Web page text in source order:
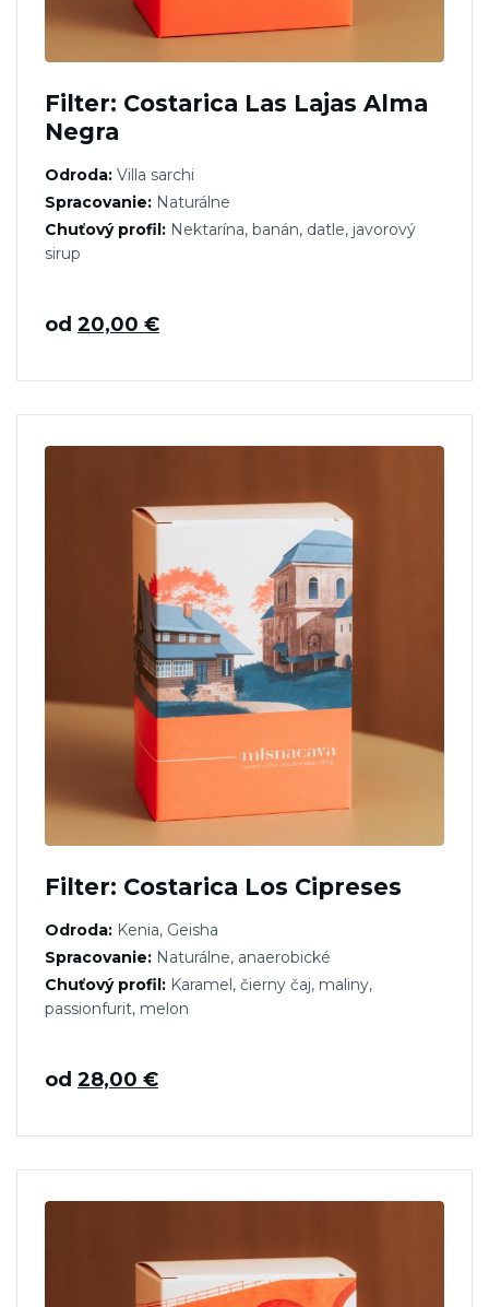
Filter: Costarica Las Lajas Alma
Negra
Odroda: Villa sarchi
Spracovanie: Naturálne
Chuťový profil: Nektarína, banán, datle, javorový
sirup
od 20,00 €
Filter: Costarica Los Cipreses
Odroda: Kenia, Geisha
Spracovanie: Naturálne, anaerobické
Chuťový profil: Karamel, čierny čaj, maliny,
passionfurit, melon
od 28,00 €